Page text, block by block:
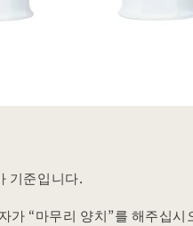
기준입니다.
가 “마무리 양치”를 해주십시